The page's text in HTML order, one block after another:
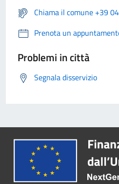
Chiama il comune +39
Prenota un
Problemi in città
Segnala disservizio